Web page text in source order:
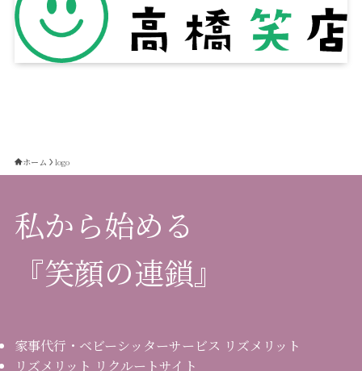
ホーム logo
私から始める
『笑顔の連鎖』
家事代行・ベビーシッターサービス リズメリット
リズメリット リクルートサイト